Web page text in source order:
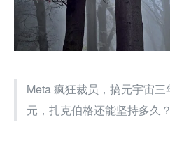
Meta 疯狂裁员，搞元宇宙
元，扎克伯格还能坚持多久？